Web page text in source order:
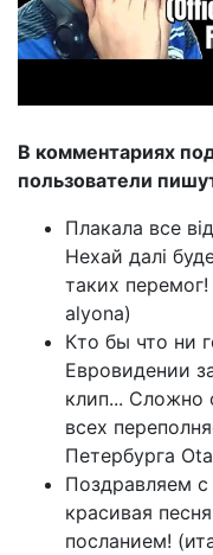
В комментариях
пользователи
Плакала все
Нехай далі
таких
alyona)
Кто бы что ни
Евровидении
клип... Сложно
всех
Петербурга
Поздравляем
красивая
посланием!